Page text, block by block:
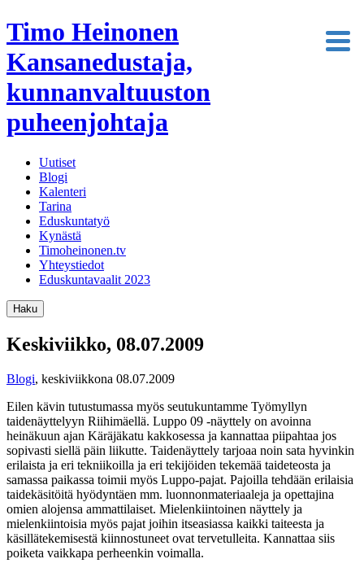
Timo Heinonen
Kansanedustaja,
kunnanvaltuuston
puheenjohtaja
Uutiset
Blogi
Kalenteri
Tarina
Eduskuntatyö
Kynästä
Timoheinonen.tv
Yhteystiedot
Eduskuntavaalit 2023
Haku
Keskiviikko, 08.07.2009
Blogi, keskiviikkona 08.07.2009
Eilen kävin tutustumassa myös seutukuntamme Työmyllyn
taidenäyttelyyn Riihimäellä. Luppo 09 -näyttely on avoinna
heinäkuun ajan Käräjäkatu kakkosessa ja kannattaa piipahtaa jos
sopivasti siellä päin liikutte. Taidenäyttely tarjoaa noin sata hyvinkin
erilaista ja eri tekniikoilla ja eri tekijöiden tekemää taideteosta ja
samassa paikassa toimii myös Luppo-pajat. Pajoilla tehdään erilaisia
taidekäsitöitä hyödyntäen mm. luonnonmateriaaleja ja opettajina
omien alojensa ammattilaiset. Mielenkiintoinen näyttely ja
mielenkiintoisia myös pajat joihin itseasiassa kaikki taiteesta ja
käsillätekemisestä kiinnostuneet ovat tervetulleita. Kannattaa siis
poiketa vaikkapa perheenkin voimalla.